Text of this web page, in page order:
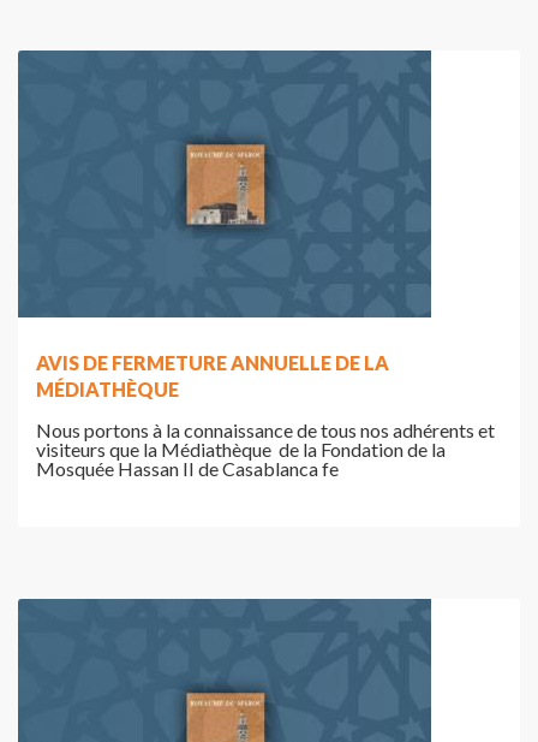
AVIS DE FERMETURE ANNUELLE DE LA
MÉDIATHÈQUE
Nous portons à la connaissance de tous nos adhérents et
visiteurs que la Médiathèque de la Fondation de la
Mosquée Hassan II de Casablanca fe